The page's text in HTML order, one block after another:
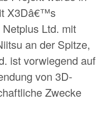
X3Dâ€™s
Ltd. mit
an der Spitze,
ist vorwiegend auf
von 3D-
Zwecke